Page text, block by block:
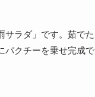
サラダ」です。茹でた
パクチーを乗せ完成で